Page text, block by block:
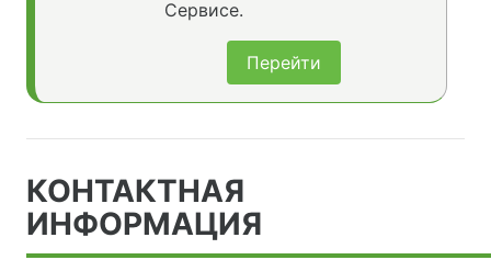
Сервисе.
Перейти
КОНТАКТНАЯ
ИНФОРМАЦИЯ